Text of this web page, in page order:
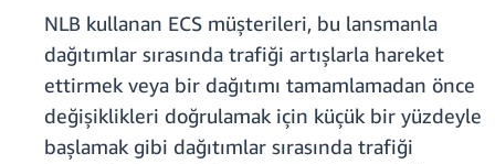
NLB kullanan ECS müşterileri, bu lansmanla
dağıtımlar sırasında trafiği artışlarla hareket
ettirmek veya bir dağıtımı tamamlamadan önce
değişiklikleri doğrulamak için küçük bir yüzdeyle
başlamak gibi dağıtımlar sırasında trafiği